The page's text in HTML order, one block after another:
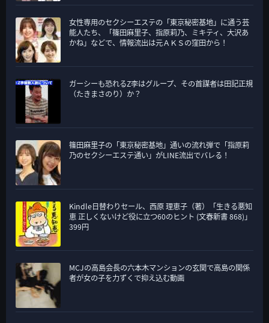
女性専用のセクシーエステの「東京秘密基地」に通う芸
能人たち、「篠田麻里子、指原莉乃、ミキティ、大沢あ
かね」などで、情報流出は元ＡＫＳの窪田から！
ガーシーも恐れるZ李はグループ、その首謀者は田記正規
（たきまさのり）か？
篠田麻里子の「東京秘密基地」通いの流れ弾で「指原莉
乃のセクシーエステ通い」がLINE流出でバレる！
Kindle日替わりセール、西原 理恵子（著）「生きる悪知
恵 正しくないけど役に立つ60のヒント (文春新書 868)」
399円
MCJの高島会長の六本木マンションの玄関で高島の関係
者が女の子を力ずくで抑え込む動画